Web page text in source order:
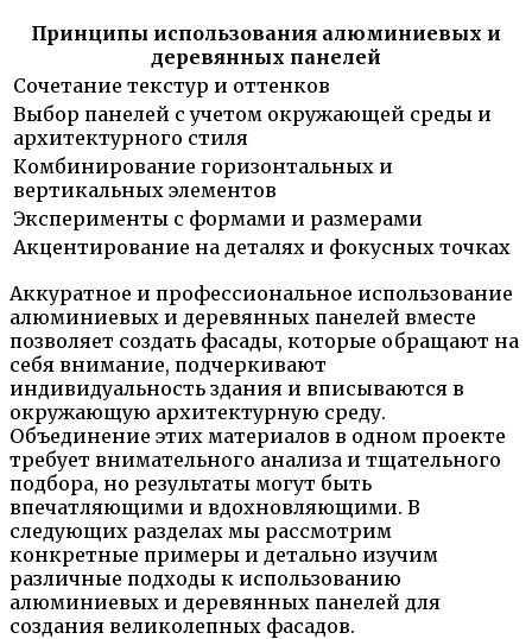
Принципы использования алюминиевых и
деревянных панелей
Сочетание текстур и оттенков
Выбор панелей с учетом окружающей среды и
архитектурного стиля
Комбинирование горизонтальных и
вертикальных элементов
Эксперименты с формами и размерами
Акцентирование на деталях и фокусных точках
Аккуратное и профессиональное использование
алюминиевых и деревянных панелей вместе
позволяет создать фасады, которые обращают на
себя внимание, подчеркивают
индивидуальность здания и вписываются в
окружающую архитектурную среду.
Объединение этих материалов в одном проекте
требует внимательного анализа и тщательного
подбора, но результаты могут быть
впечатляющими и вдохновляющими. В
следующих разделах мы рассмотрим
конкретные примеры и детально изучим
различные подходы к использованию
алюминиевых и деревянных панелей для
создания великолепных фасадов.